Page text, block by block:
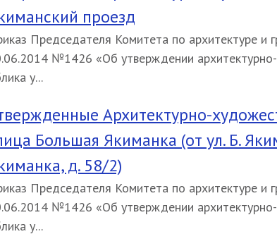
проезд
Председателя Комитета по архитектуре и
№1426 «Об утверждении
у...
Архитектурно-
Большая Якиманка (от ул. Б.
д. 58/2)
Председателя Комитета по архитектуре и
№1426 «Об утверждении
у...